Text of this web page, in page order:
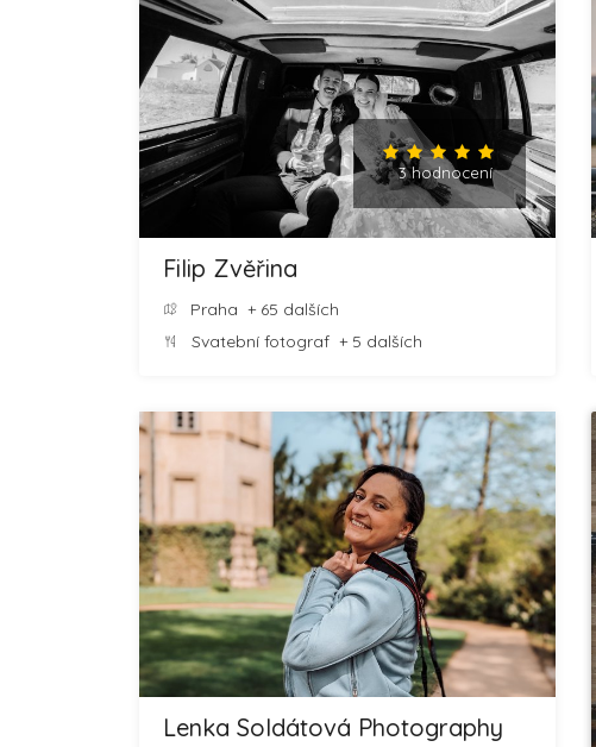
3 hodnocení
Filip Zvěřina
Praha + 65 dalších
Svatební fotograf + 5 dalších
Lenka Soldátová Photography